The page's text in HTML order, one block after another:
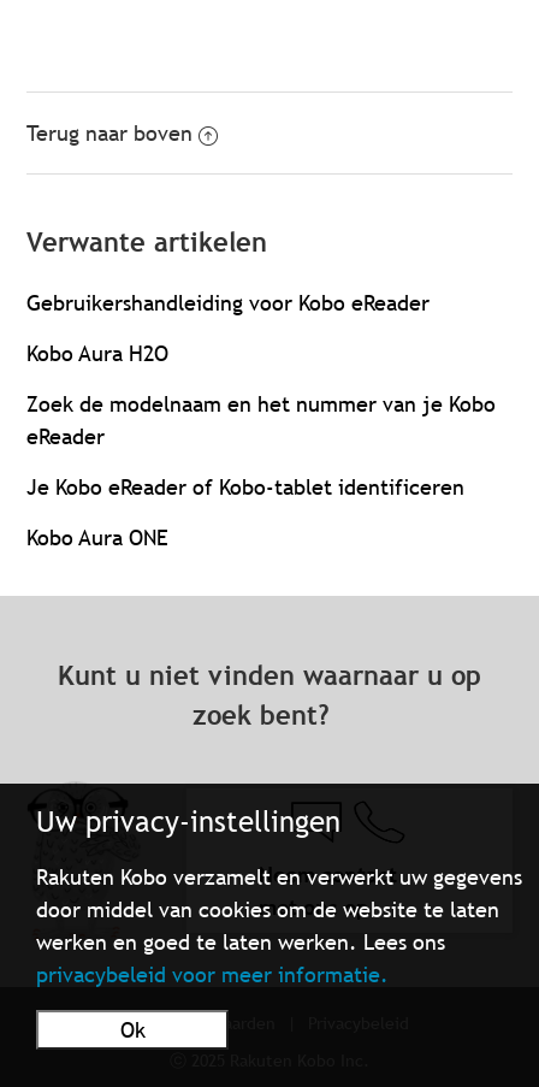
Uw privacy-instellingen
Rakuten Kobo verzamelt en verwerkt uw gegevens
door middel van cookies om de website te laten
werken en goed te laten werken. Lees ons
privacybeleid voor meer informatie.
Ok
Terug naar boven
Verwante artikelen
Gebruikershandleiding voor Kobo eReader
Kobo Aura H2O
Zoek de modelnaam en het nummer van je Kobo
eReader
Je Kobo eReader of Kobo-tablet identificeren
Kobo Aura ONE
Kunt u niet vinden waarnaar u op
zoek bent?
Neem contact
met ons op
Gebruiksvoorwaarden